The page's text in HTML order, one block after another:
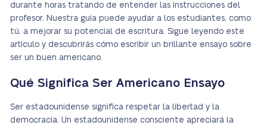
durante horas tratando de entender las instrucciones del
profesor. Nuestra guía puede ayudar a los estudiantes, como
tú, a mejorar su potencial de escritura. Sigue leyendo este
artículo y descubrirás cómo escribir un brillante ensayo sobre
ser un buen americano.
Qué Significa Ser Americano Ensayo
Ser estadounidense significa respetar la libertad y la
democracia. Un estadounidense consciente apreciará la